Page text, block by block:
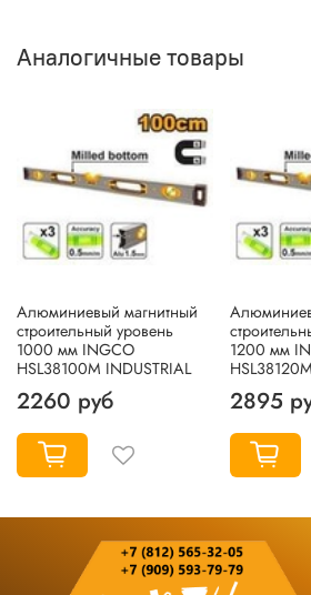
Аналогичные товары
Алюминиевый магнитный
строительный уровень
1000 мм INGCO
HSL38100M INDUSTRIAL
2260 руб
1200 мм
2895